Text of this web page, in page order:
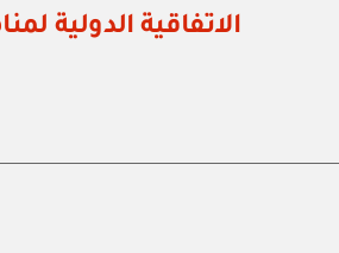
الاتفاقية الدولية